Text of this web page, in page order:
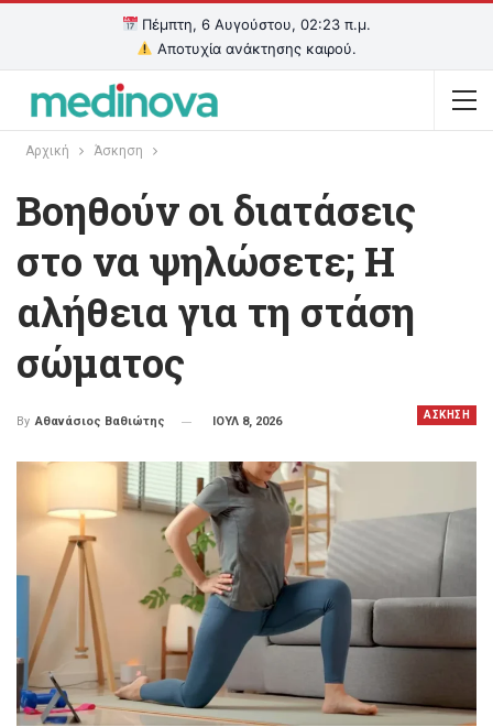
Πέμπτη, 6 Αυγούστου, 02:23 π.μ.
Αποτυχία ανάκτησης καιρού.
Αρχική Άσκηση
Βοηθούν οι διατάσεις
στο να ψηλώσετε; Η
αλήθεια για τη στάση
σώματος
ΑΣΚΗΣΗ
By Αθανάσιος Βαθιώτης ΙΟΥΛ 8, 2026